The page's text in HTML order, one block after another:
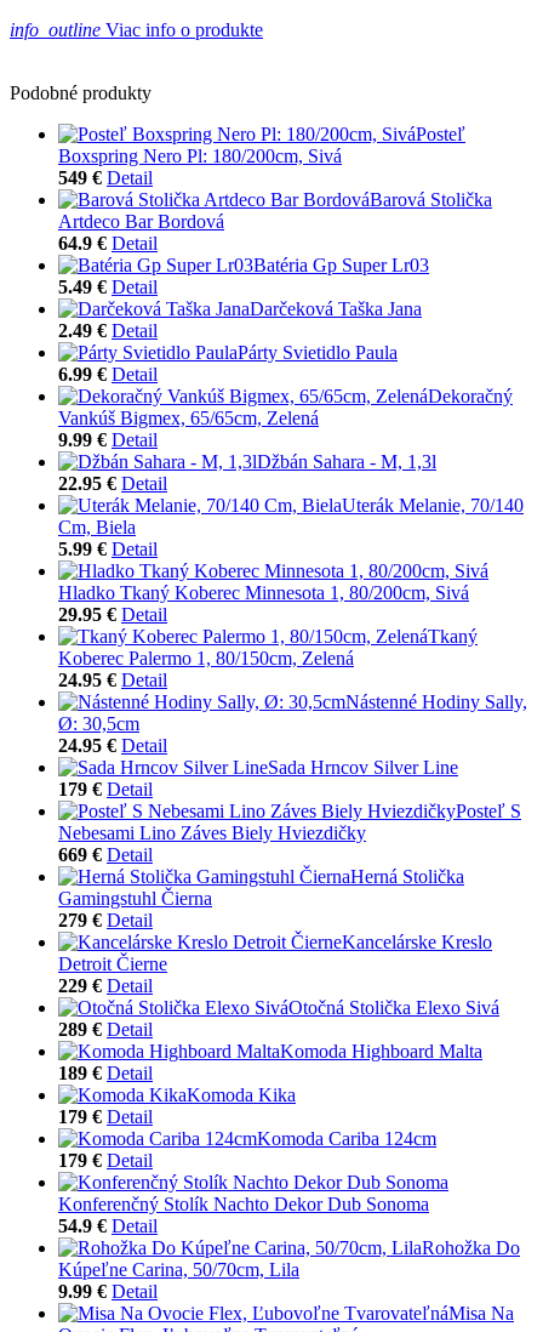
info_outline Viac info o produkte
Podobné produkty
Posteľ
Boxspring Nero Pl: 180/200cm, Sivá
549 € Detail
Barová Stolička
Artdeco Bar Bordová
64.9 € Detail
Batéria Gp Super Lr03
5.49 € Detail
Darčeková Taška Jana
2.49 € Detail
Párty Svietidlo Paula
6.99 € Detail
Dekoračný
Vankúš Bigmex, 65/65cm, Zelená
9.99 € Detail
Džbán Sahara - M, 1,3l
22.95 € Detail
Uterák Melanie, 70/140
Cm, Biela
5.99 € Detail
Hladko Tkaný Koberec Minnesota 1, 80/200cm, Sivá
29.95 € Detail
Tkaný
Koberec Palermo 1, 80/150cm, Zelená
24.95 € Detail
Nástenné Hodiny Sally,
Ø: 30,5cm
24.95 € Detail
Sada Hrncov Silver Line
179 € Detail
Posteľ S
Nebesami Lino Záves Biely Hviezdičky
669 € Detail
Herná Stolička
Gamingstuhl Čierna
279 € Detail
Kancelárske Kreslo
Detroit Čierne
229 € Detail
Otočná Stolička Elexo Sivá
289 € Detail
Komoda Highboard Malta
189 € Detail
Komoda Kika
179 € Detail
Komoda Cariba 124cm
179 € Detail
Konferenčný Stolík Nachto Dekor Dub Sonoma
54.9 € Detail
Rohožka Do
Kúpeľne Carina, 50/70cm, Lila
9.99 € Detail
Misa Na